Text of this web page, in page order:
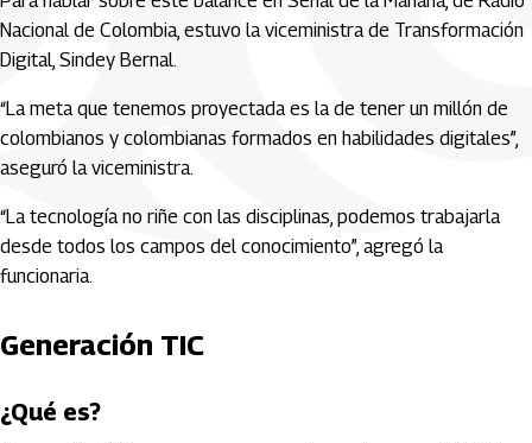
Nacional de Colombia, estuvo la viceministra de Transformación
Digital, Sindey Bernal.
“La meta que tenemos proyectada es la de tener un millón de
colombianos y colombianas formados en habilidades digitales”,
aseguró la viceministra.
“La tecnología no riñe con las disciplinas, podemos trabajarla
desde todos los campos del conocimiento”, agregó la
funcionaria.
Generación TIC
¿Qué es?